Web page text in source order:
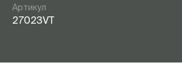
Артикул
27023VT